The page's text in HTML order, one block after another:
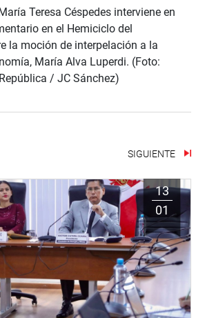
Teresa Céspedes interviene en
en el Hemiciclo del
la moción de interpelación a la
María Alva Luperdi. (Foto:
/ JC Sánchez)
SIGUIENTE
13
01